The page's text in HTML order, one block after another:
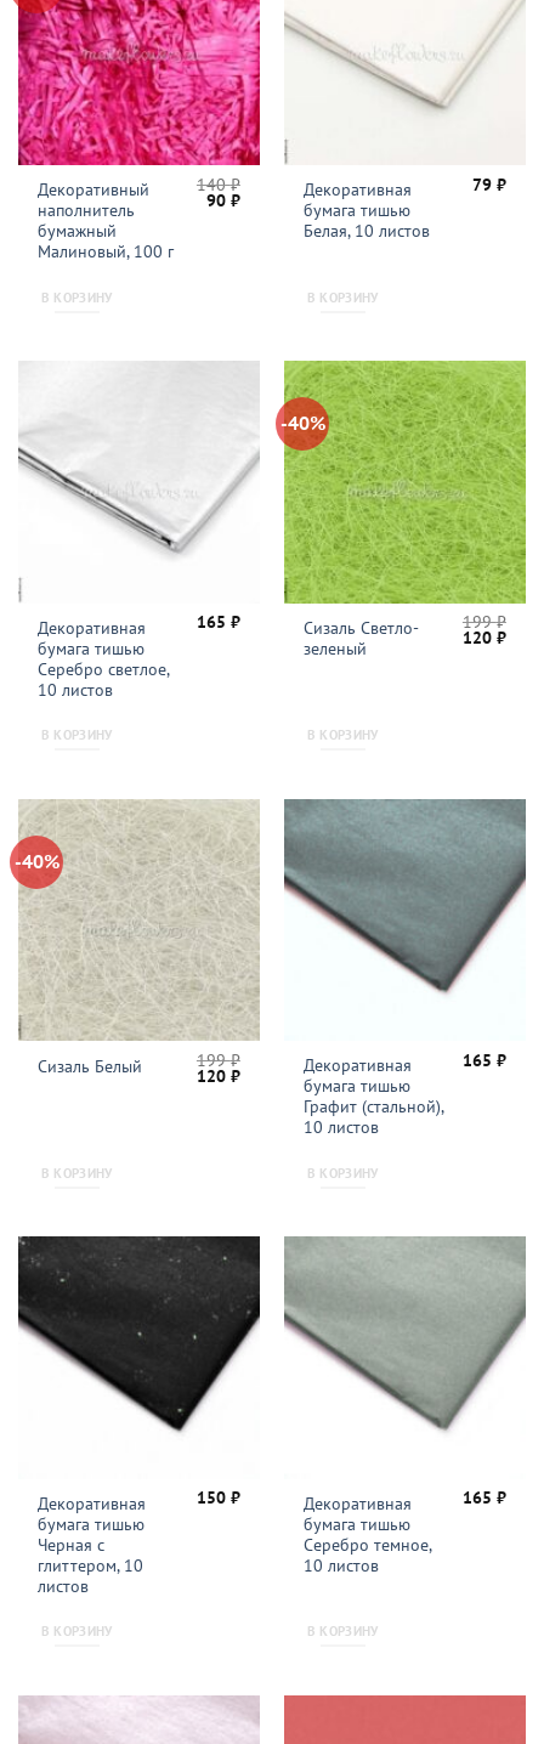
Декоративный
наполнитель
бумажный
Малиновый, 100 г
140₽
Первоначальная
90 ₽Текущая
В КОРЗИНУ
Декоративная
бумага тишью
Белая, 10 листов
79 ₽
В КОРЗИНУ
Декоративная
бумага тишью
Серебро светлое,
10 листов
165 ₽
В КОРЗИНУ
-40%
Сизаль Светло-
зеленый
199₽
120 ₽
В КОРЗИНУ
-40%
Сизаль Белый 199₽
Первоначальная
120 ₽Текущая
В КОРЗИНУ
Декоративная
бумага тишью
Графит (стальной),
10 листов
165 ₽
В КОРЗИНУ
Декоративная
бумага тишью
Черная с
глиттером, 10
листов
150 ₽
В КОРЗИНУ
Декоративная
бумага тишью
Серебро темное,
10 листов
165 ₽
В КОРЗИНУ